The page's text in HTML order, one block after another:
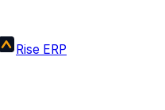
Rise ERP